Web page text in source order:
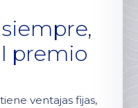
premio
ventajas fijas,